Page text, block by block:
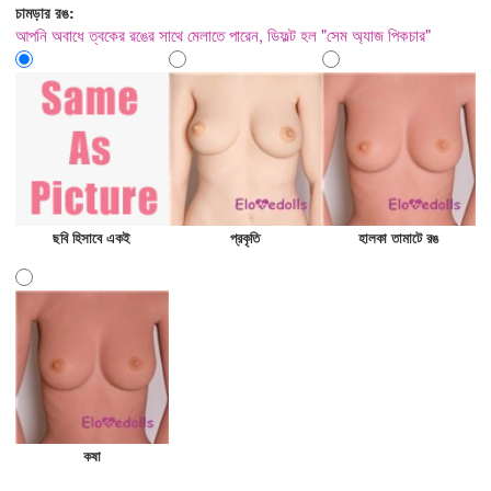
চামড়ার রঙ:
আপনি অবাধে ত্বকের রঙের সাথে মেলাতে পারেন, ডিফল্ট হল "সেম অ্যাজ পিকচার"
ছবি হিসাবে একই প্রকৃতি হালকা তামাটে রঙ
কষা